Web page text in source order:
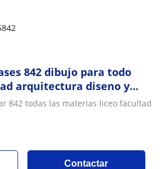
842 dibujo para todo
arquitectura diseno y
tecnico autocad 2d y
842 todas las materias liceo facultad
Contactar